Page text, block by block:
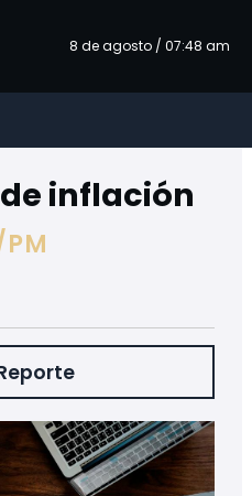
8 de agosto / 07:48 am
inflación